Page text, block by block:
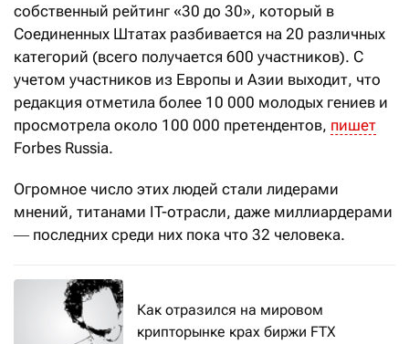
собственный рейтинг «30 до 30», который в
Соединенных Штатах разбивается на 20 различных
категорий (всего получается 600 участников). С
учетом участников из Европы и Азии выходит, что
редакция отметила более 10 000 молодых гениев и
просмотрела около 100 000 претендентов, пишет
Forbes Russia.
Огромное число этих людей стали лидерами
мнений, титанами IT-отрасли, даже миллиардерами
― последних среди них пока что 32 человека.
Как отразился на мировом
крипторынке крах биржи FTX